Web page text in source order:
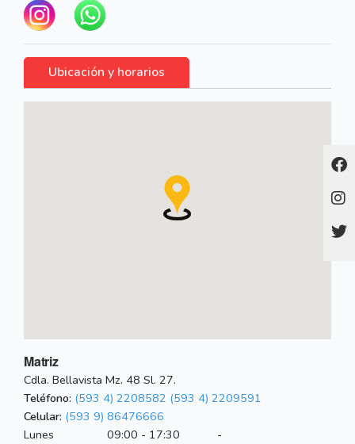
Ubicación y horarios
Matriz
Cdla. Bellavista Mz. 48 Sl. 27.
Teléfono: (593 4) 2208582 (593 4) 2209591
Celular: (593 9) 86476666
Lunes
09:00 - 17:30
-